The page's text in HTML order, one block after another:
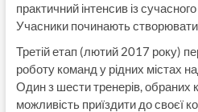
практичний інтенсив із
Учасники починають створювати
Третій етап (лютий 2017 року)
роботу команд у рідних містах
Один з шести тренерів,
можливість приїздити до своєї